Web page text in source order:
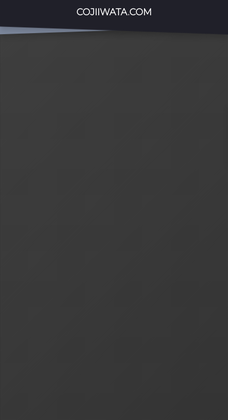
COJIIWATA.COM